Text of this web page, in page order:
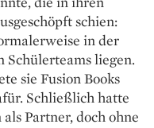
schien:
in der
liegen.
sie Fusion Books
Schließlich hatte
Partner, doch ohne